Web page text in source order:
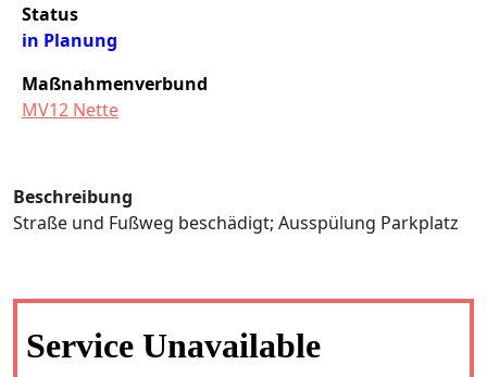
Status
in Planung
Maßnahmenverbund
MV12 Nette
Beschreibung
Straße und Fußweg beschädigt; Ausspülung Parkplatz